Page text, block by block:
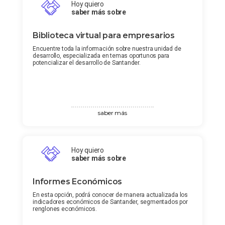
Hoy quiero
saber más sobre
Biblioteca virtual para empresarios
Encuentre toda la información sobre nuestra unidad de
desarrollo, especializada en temas oportunos para
potencializar el desarrollo de Santander.
saber más
Hoy quiero
saber más sobre
Informes Económicos
En esta opción, podrá conocer de manera actualizada los
indicadores económicos de Santander, segmentados por
renglones económicos.